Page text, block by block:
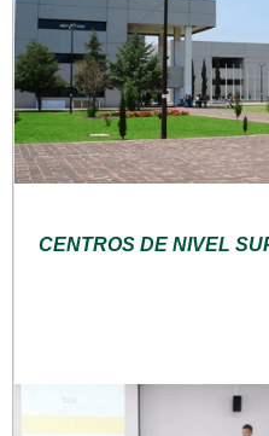
CENTROS DE NIVEL